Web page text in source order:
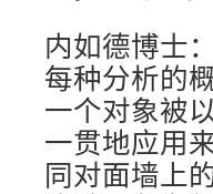
内如德博士
每种分析的
一个对象被
一贯地应用
同对面墙上